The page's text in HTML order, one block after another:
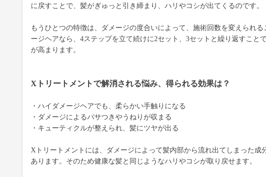
に戻すことで、髪がぎゅっと引き締まり、ハリやコシが出てくるのです。
もうひとつの特徴は、ダメージの度合いによって、施術回数を変えられる
ージヘアなら、4ステップを立て続けに2セット、3セットと繰り返すこと
が高まります。
Xトリートメントで解消される悩み、得られる効果は？
・ハイダメージヘアでも、柔らかい手触りになる
・ダメージによるパサつきやうねりが収まる
・キューティクルが整えられ、髪にツヤが出る
Xトリートメントには、ダメージによって髪内部から流れ出てしまった成
あります。そのため健康な髪と同じようなハリやコシが取り戻せます。